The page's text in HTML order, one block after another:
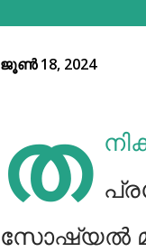
ജൂൺ 18, 2024
ത
സോഷ്യൽ